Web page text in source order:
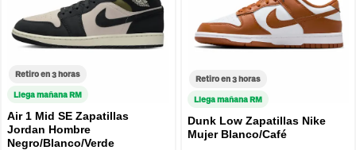
Retiro en 3 horas
Llega mañana RM
Air 1 Mid SE Zapatillas
Jordan Hombre
Negro/Blanco/Verde
Retiro en 3 horas
Llega mañana RM
Dunk Low Zapatillas Nike
Mujer Blanco/Café